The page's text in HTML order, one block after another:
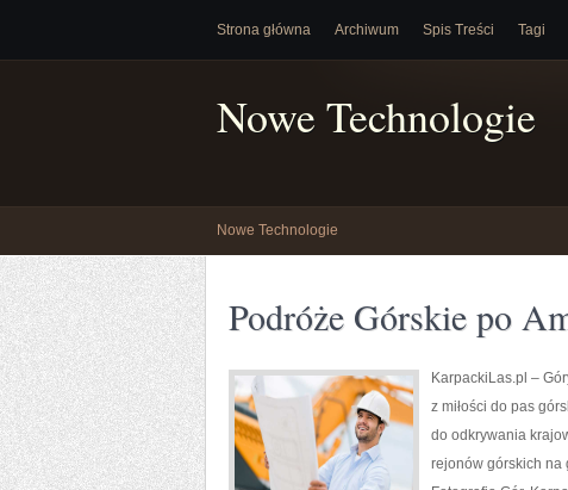
Strona główna Archiwum Spis Treści Tagi
Nowe Technologie
Nowe Technologie
Podróże Górskie po
KarpackiLas.pl –
z miłości do pas
do odkrywania
rejonów górskich na